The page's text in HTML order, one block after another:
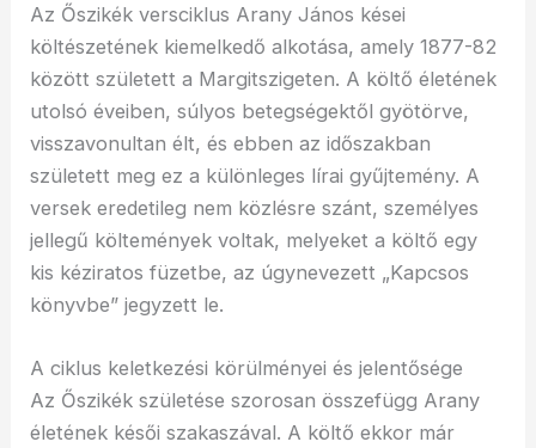
Az Őszikék versciklus Arany János kései
költészetének kiemelkedő alkotása, amely 1877-82
között született a Margitszigeten. A költő életének
utolsó éveiben, súlyos betegségektől gyötörve,
visszavonultan élt, és ebben az időszakban
született meg ez a különleges lírai gyűjtemény. A
versek eredetileg nem közlésre szánt, személyes
jellegű költemények voltak, melyeket a költő egy
kis kéziratos füzetbe, az úgynevezett „Kapcsos
könyvbe” jegyzett le.
A ciklus keletkezési körülményei és jelentősége
Az Őszikék születése szorosan összefügg Arany
életének késői szakaszával. A költő ekkor már